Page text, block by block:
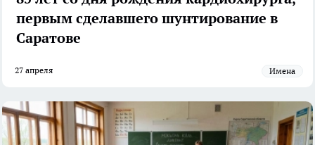
первым сделавшего шунтирование в
Саратове
27 апреля Имена